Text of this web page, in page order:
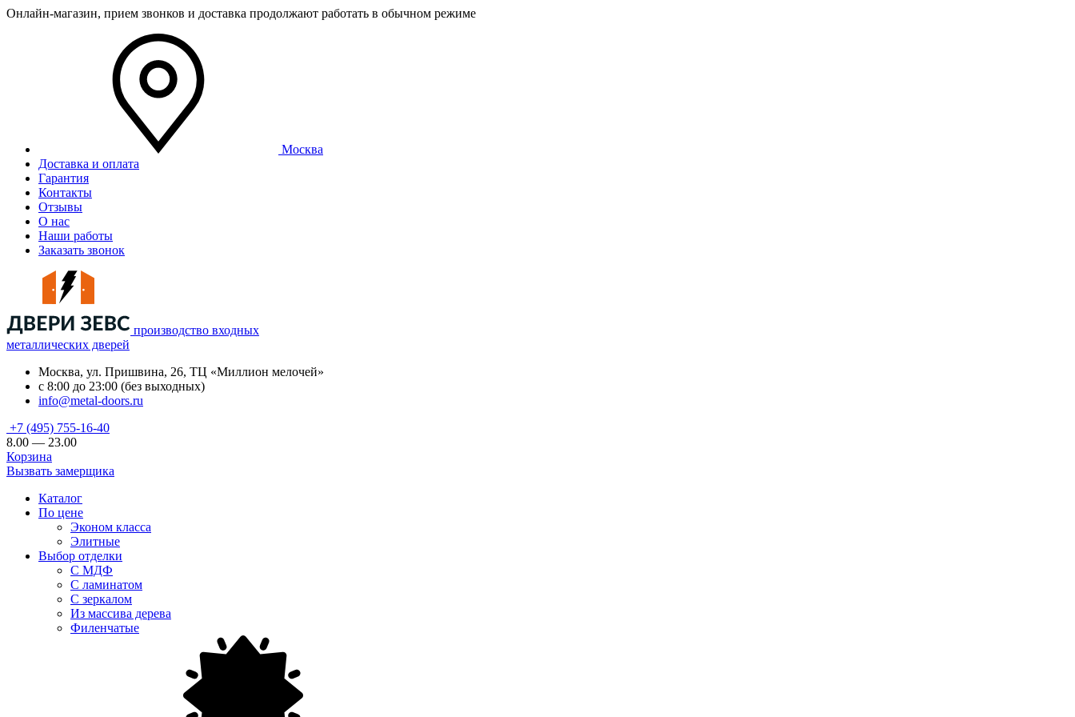
Онлайн-магазин, прием звонков и доставка продолжают работать в обычном режиме
Москва
Доставка и оплата
Гарантия
Контакты
Отзывы
О нас
Наши работы
Заказать звонок
производство входных
металлических дверей
Москва, ул. Пришвина, 26, ТЦ «Миллион мелочей»
с 8:00 до 23:00 (без выходных)
info@metal-doors.ru
+7 (495) 755-16-40
8.00 — 23.00
Корзина
Вызвать замерщика
Каталог
По цене
Эконом класса
Элитные
Выбор отделки
С МДФ
С ламинатом
С зеркалом
Из массива дерева
Филенчатые